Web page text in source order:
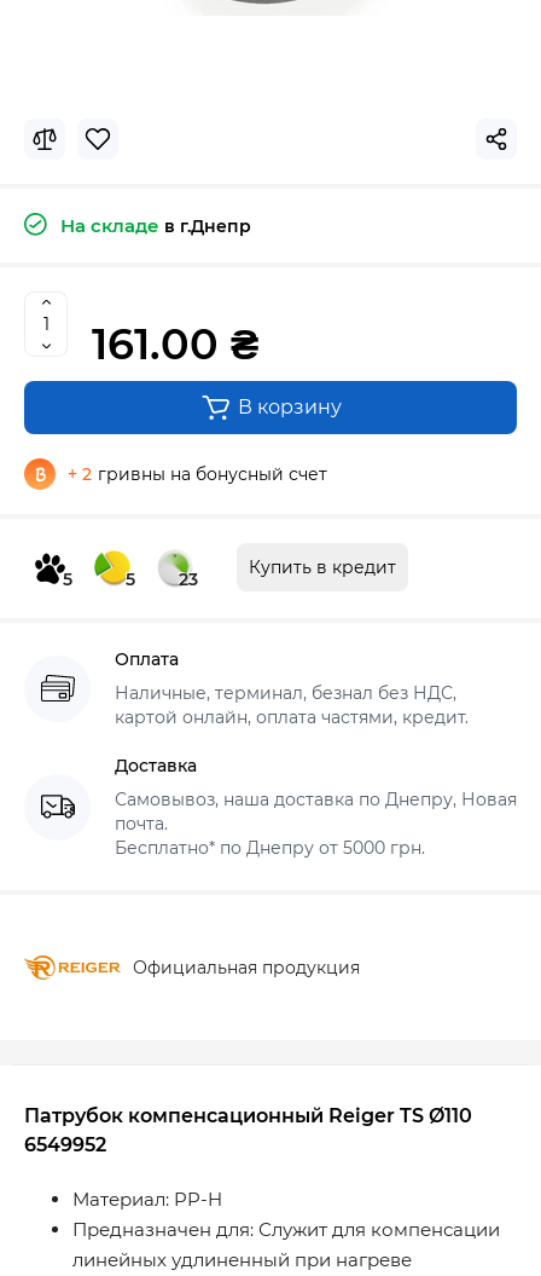
На складе в г.Днепр
161.00 ₴
В корзину
+ 2 гривны на бонусный счет
5 5 23
Купить в кредит
Оплата
Наличные, терминал, безнал без НДС,
картой онлайн, оплата частями, кредит.
Доставка
Самовывоз, наша доставка по Днепру, Новая
почта.
Бесплатно* по Днепру от 5000 грн.
Официальная продукция
Патрубок компенсационный Reiger TS Ø110
6549952
Материал: PP-H
Предназначен для: Служит для компенсации
линейных удлиненный при нагреве